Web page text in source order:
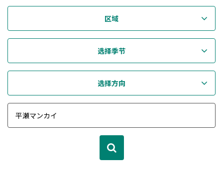
区域
选择季节
选择方向